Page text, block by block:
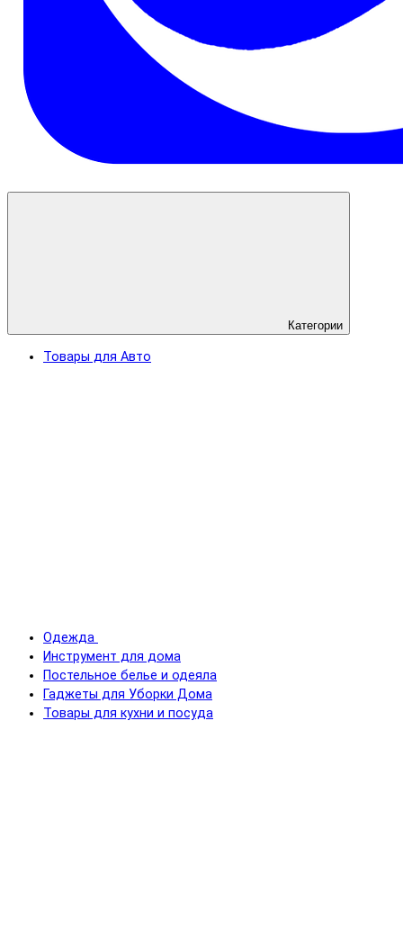
Категории
Товары для Авто
Одежда
Инструмент для дома
Постельное белье и одеяла
Гаджеты для Уборки Дома
Товары для кухни и посуда